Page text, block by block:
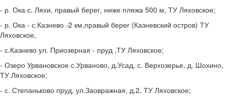
- р. Ока с. Ляхи, правый берег, ниже пляжа 500 м, ТУ Ляховское;
- р. Ока - с.Казнево -2 км,правый берег (Казневский остров) ТУ
Ляховское,
- с.Казнево ул. Приозерная - пруд ,ТУ Ляховское;
- Озеро Урвановское с.Урваново, д.Усад, с. Верхозерье, д. Шохино,
ТУ Ляховское;
- с. Степаньково пруд, ул.Заовражная, д.2, ТУ Ляховское;